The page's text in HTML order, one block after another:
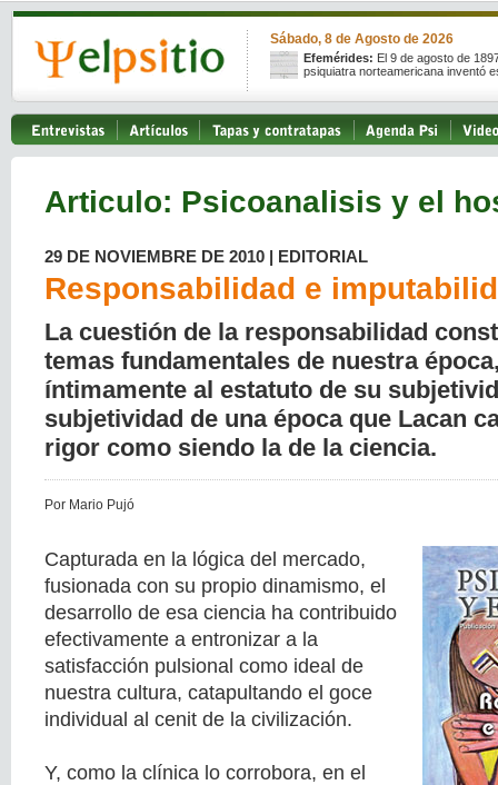
Sábado, 8 de Agosto de 2026
Efemérides: El 9 de agosto de
psiquiatra norteamericana inventó
Articulo: Psicoanalisis y el
29 DE NOVIEMBRE DE 2010 | EDITORIAL
Responsabilidad e
La cuestión de la responsabilidad
temas fundamentales de nuestra
íntimamente al estatuto de su
subjetividad de una época que Lacan
rigor como siendo la de la ciencia.
Por Mario Pujó
Capturada en la lógica del mercado,
fusionada con su propio dinamismo, el
desarrollo de esa ciencia ha contribuido
efectivamente a entronizar a la
satisfacción pulsional como ideal de
nuestra cultura, catapultando el goce
individual al cenit de la civilización.
Y, como la clínica lo corrobora, en el